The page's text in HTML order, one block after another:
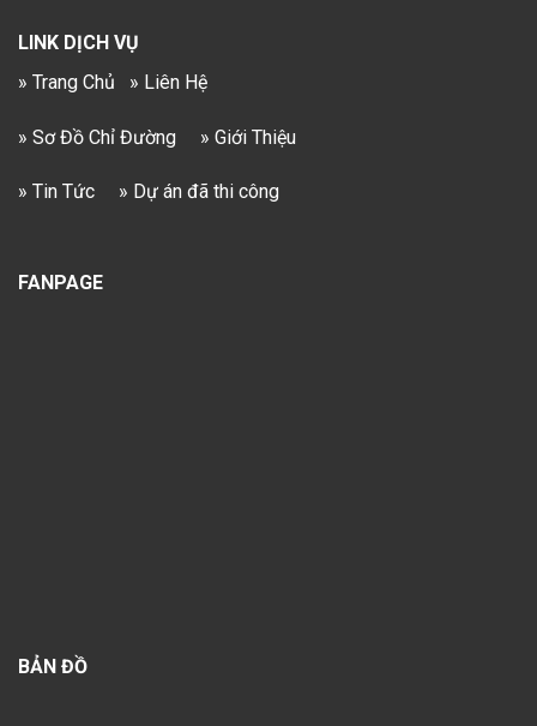
LINK DỊCH VỤ
» Trang Chủ
» Liên Hệ
» Sơ Đồ Chỉ Đường » Giới Thiệu
» Tin Tức » Dự án đã thi công
FANPAGE
BẢN ĐỒ